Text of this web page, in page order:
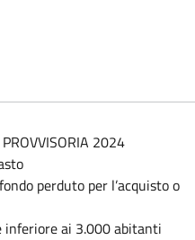
2024
perduto per l’acquisto o
inferiore ai 3.000 abitanti